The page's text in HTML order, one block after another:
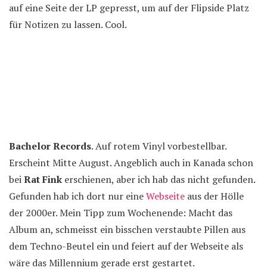
auf eine Seite der LP gepresst, um auf der Flipside Platz
für Notizen zu lassen. Cool.
Bachelor Records. Auf rotem Vinyl vorbestellbar.
Erscheint Mitte August. Angeblich auch in Kanada schon
beiRat Fink erschienen, aber ich hab das nicht gefunden.
Gefunden hab ich dort nur eineWebseite aus der Hölle
der 2000er. Mein Tipp zum Wochenende: Macht das
Album an, schmeisst ein bisschen verstaubte Pillen aus
dem Techno-Beutel ein und feiert auf der Webseite als
wäre das Millennium gerade erst gestartet.